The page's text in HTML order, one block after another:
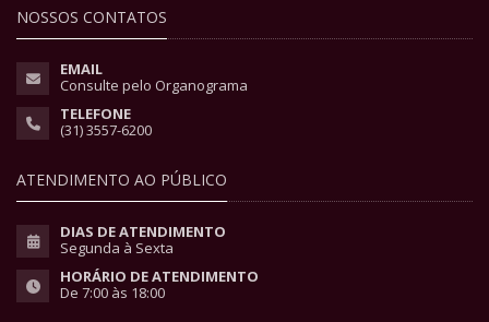
NOSSOS CONTATOS
EMAIL
Consulte pelo Organograma
TELEFONE
(31) 3557-6200
ATENDIMENTO AO PÚBLICO
DIAS DE ATENDIMENTO
Segunda à Sexta
HORÁRIO DE ATENDIMENTO
De 7:00 às 18:00